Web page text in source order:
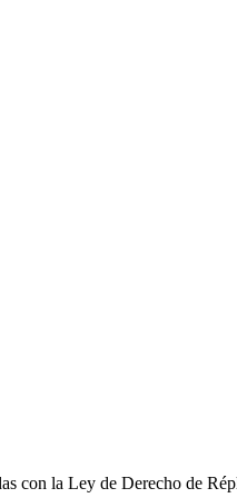
con la Ley de Derecho de